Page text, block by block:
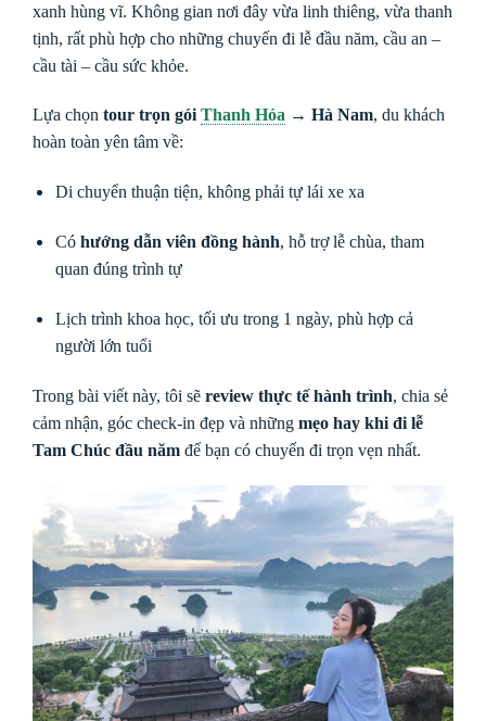
xanh hùng vĩ. Không gian nơi đây vừa linh thiêng, vừa thanh
tịnh, rất phù hợp cho những chuyến đi lễ đầu năm, cầu an –
cầu tài – cầu sức khỏe.
Lựa chọn tour trọn góiThanh Hóa → Hà Nam, du khách
hoàn toàn yên tâm về:
Di chuyển thuận tiện, không phải tự lái xe xa
Có hướng dẫn viên đồng hành, hỗ trợ lễ chùa, tham
quan đúng trình tự
Lịch trình khoa học, tối ưu trong 1 ngày, phù hợp cả
người lớn tuổi
Trong bài viết này, tôi sẽ review thực tế hành trình, chia sẻ
cảm nhận, góc check-in đẹp và những mẹo hay khi đi lễ
Tam Chúc đầu năm để bạn có chuyến đi trọn vẹn nhất.